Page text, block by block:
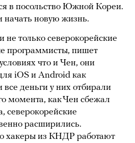
в посольство Южной Кореи.
начать новую жизнь.
не только северокорейские
программисты, пишет
что и Чен, они
iOS и Android как
деньги у них отбирали
момента, как Чен сбежал
северокорейские
расширились.
хакеры из КНДР работают